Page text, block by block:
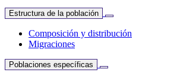
Estructura de la población
Composición y distribución
Migraciones
Poblaciones específicas